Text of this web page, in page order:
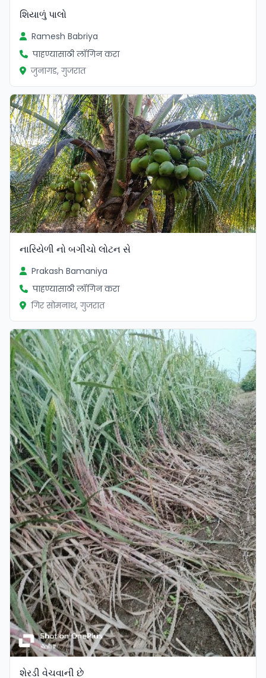
શિયાળું પાલો
Ramesh Babriya
पाहण्यासाठी लॉगिन करा
जुनागड, गुजरात
નારિયેળી નો બગીચો લોટન સે
Prakash Bamaniya
पाहण्यासाठी लॉगिन करा
गिर सोमनाथ, गुजरात
શેરડી વેચવાની છે